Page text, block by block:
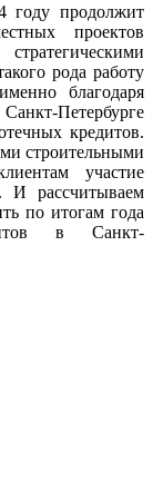
продолжит
проектов
рода работу
благодаря
Петербурге
кредитов.
строительными
участие
И рассчитываем
по итогам года
в Санкт-